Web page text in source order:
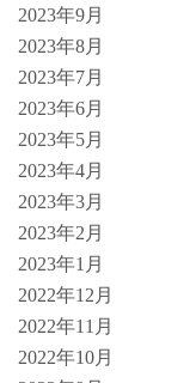
2023年9月
2023年8月
2023年7月
2023年6月
2023年5月
2023年4月
2023年3月
2023年2月
2023年1月
2022年12月
2022年11月
2022年10月